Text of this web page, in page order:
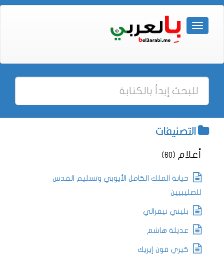
التصنيفات
أعلام (60)
خيانة الملك الكامل الأيوبي وتسليم القدس
للصليبيين
بليني نيغرالي
عديلة هاشم
كيري فون إيريك